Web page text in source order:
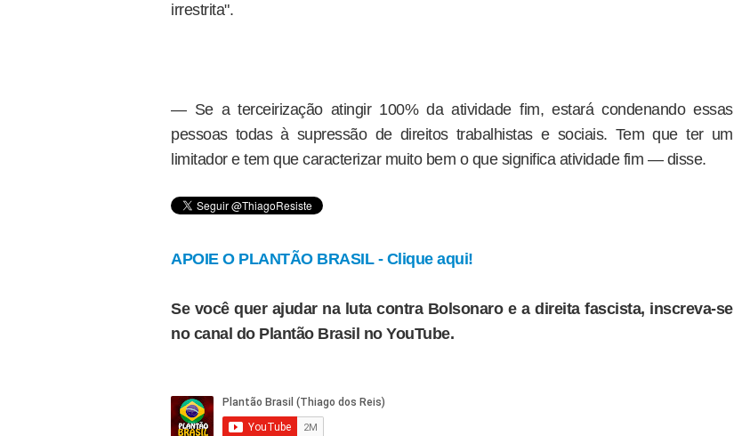
irrestrita".
— Se a terceirização atingir 100% da atividade fim, estará condenando essas
pessoas todas à supressão de direitos trabalhistas e sociais. Tem que ter um
limitador e tem que caracterizar muito bem o que significa atividade fim — disse.
APOIE O PLANTÃO BRASIL - Clique aqui!
Se você quer ajudar na luta contra Bolsonaro e a direita fascista, inscreva-se
no canal do Plantão Brasil no YouTube.